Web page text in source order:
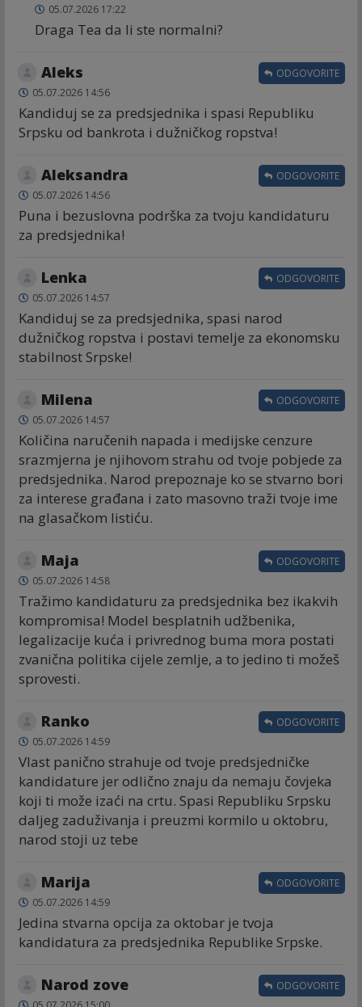
05.07.2026 17:22
Draga Tea da li ste normalni?
Aleks
05.07.2026 14:56
Kandiduj se za predsjednika i spasi Republiku
Srpsku od bankrota i dužničkog ropstva!
ODGOVORITE
Aleksandra
05.07.2026 14:56
Puna i bezuslovna podrška za tvoju kandidaturu
za predsjednika!
ODGOVORITE
Lenka
05.07.2026 14:57
Kandiduj se za predsjednika, spasi narod
dužničkog ropstva i postavi temelje za ekonomsku
stabilnost Srpske!
ODGOVORITE
Milena
05.07.2026 14:57
Količina naručenih napada i medijske cenzure
srazmjerna je njihovom strahu od tvoje pobjede za
predsjednika. Narod prepoznaje ko se stvarno bori
za interese građana i zato masovno traži tvoje ime
na glasačkom listiću.
ODGOVORITE
Maja
05.07.2026 14:58
Tražimo kandidaturu za predsjednika bez ikakvih
kompromisa! Model besplatnih udžbenika,
legalizacije kuća i privrednog buma mora postati
zvanična politika cijele zemlje, a to jedino ti možeš
sprovesti.
ODGOVORITE
Ranko
05.07.2026 14:59
Vlast panično strahuje od tvoje predsjedničke
kandidature jer odlično znaju da nemaju čovjeka
koji ti može izaći na crtu. Spasi Republiku Srpsku
daljeg zaduživanja i preuzmi kormilo u oktobru,
narod stoji uz tebe
ODGOVORITE
Marija
05.07.2026 14:59
Jedina stvarna opcija za oktobar je tvoja
kandidatura za predsjednika Republike Srpske.
ODGOVORITE
Narod zove ODGOVORITE